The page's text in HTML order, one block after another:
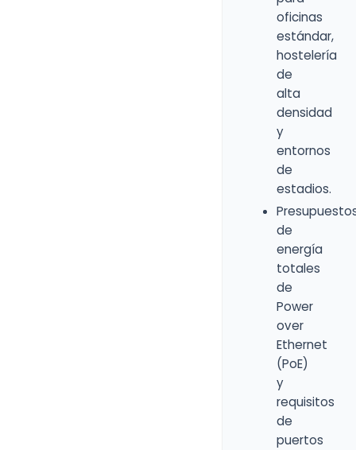
oficinas
estándar,
hostelería
de
alta
densidad
y
entornos
de
estadios.
de
energía
totales
de
Power
over
Ethernet
(PoE)
y
requisitos
de
puertos